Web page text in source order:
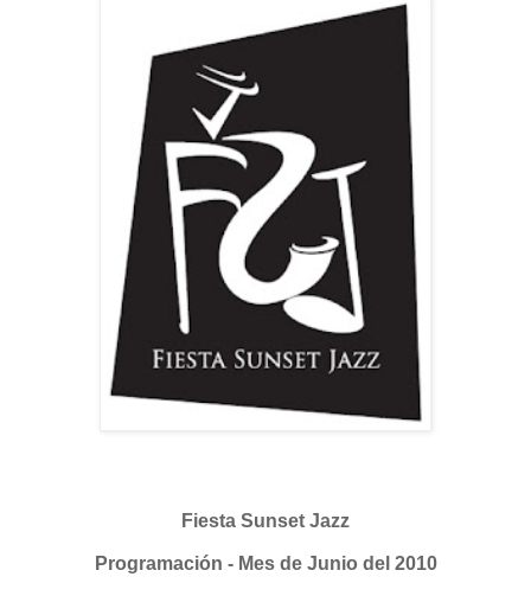
Fiesta Sunset Jazz
Programación - Mes de Junio del 2010